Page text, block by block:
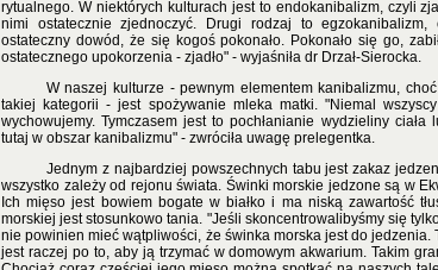
rytualnego. W niektórych kulturach jest to endokanibalizm, czyli
nimi ostatecznie zjednoczyć. Drugi rodzaj to egzokanibalizm,
ostateczny dowód, że się kogoś pokonało. Pokonało się go,
ostatecznego upokorzenia - zjadło" - wyjaśniła dr Drzał-Sierocka.
W naszej kulturze - pewnym elementem kanibalizmu,
takiej kategorii - jest spożywanie mleka matki. "Niemal
wychowujemy. Tymczasem jest to pochłanianie wydzieliny
tutaj w obszar kanibalizmu" - zwróciła uwagę prelegentka.
Jednym z najbardziej powszechnych tabu jest zakaz
wszystko zależy od rejonu świata. Świnki morskie jedzone są w
Ich mięso jest bowiem bogate w białko i ma niską zawartość
morskiej jest stosunkowo tania. "Jeśli skoncentrowalibyśmy się
nie powinien mieć wątpliwości, że świnka morska jest do jedzenia.
jest raczej po to, aby ją trzymać w domowym akwarium. Takim